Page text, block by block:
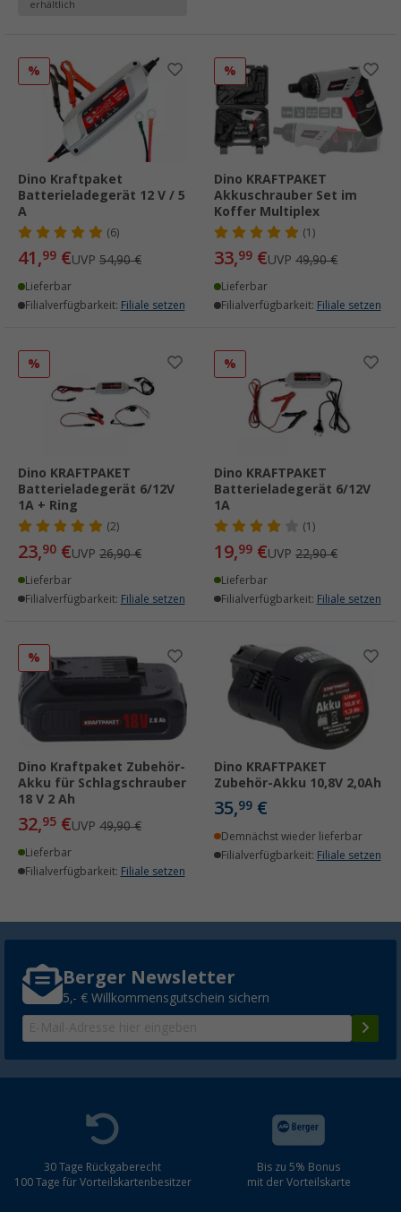
erhältlich
%
Dino Kraftpaket
Batterieladegerät 12 V / 5
A
(6)
41,99 €UVP 54,90 €
Lieferbar
Filialverfügbarkeit: Filiale setzen
%
Dino KRAFTPAKET
Akkuschrauber Set im
Koffer Multiplex
(1)
33,99 €UVP 49,90 €
Lieferbar
Filialverfügbarkeit: Filiale setzen
%
Dino KRAFTPAKET
Batterieladegerät 6/12V
1A + Ring
(2)
23,90 €UVP 26,90 €
Lieferbar
Filialverfügbarkeit: Filiale setzen
%
Dino KRAFTPAKET
Batterieladegerät 6/12V
1A
(1)
19,99 €UVP 22,90 €
Lieferbar
Filialverfügbarkeit: Filiale setzen
%
Dino Kraftpaket Zubehör-
Akku für Schlagschrauber
18 V 2 Ah
32,95 €UVP 49,90 €
Lieferbar
Filialverfügbarkeit: Filiale setzen
Dino KRAFTPAKET
Zubehör-Akku 10,8V 2,0Ah
35,99 €
Demnächst wieder lieferbar
Filialverfügbarkeit: Filiale setzen
Berger Newsletter
5,- € Willkommensgutschein sichern
30 Tage Rückgaberecht
100 Tage für Vorteilskartenbesitzer
Bis zu 5% Bonus
mit der Vorteilskarte